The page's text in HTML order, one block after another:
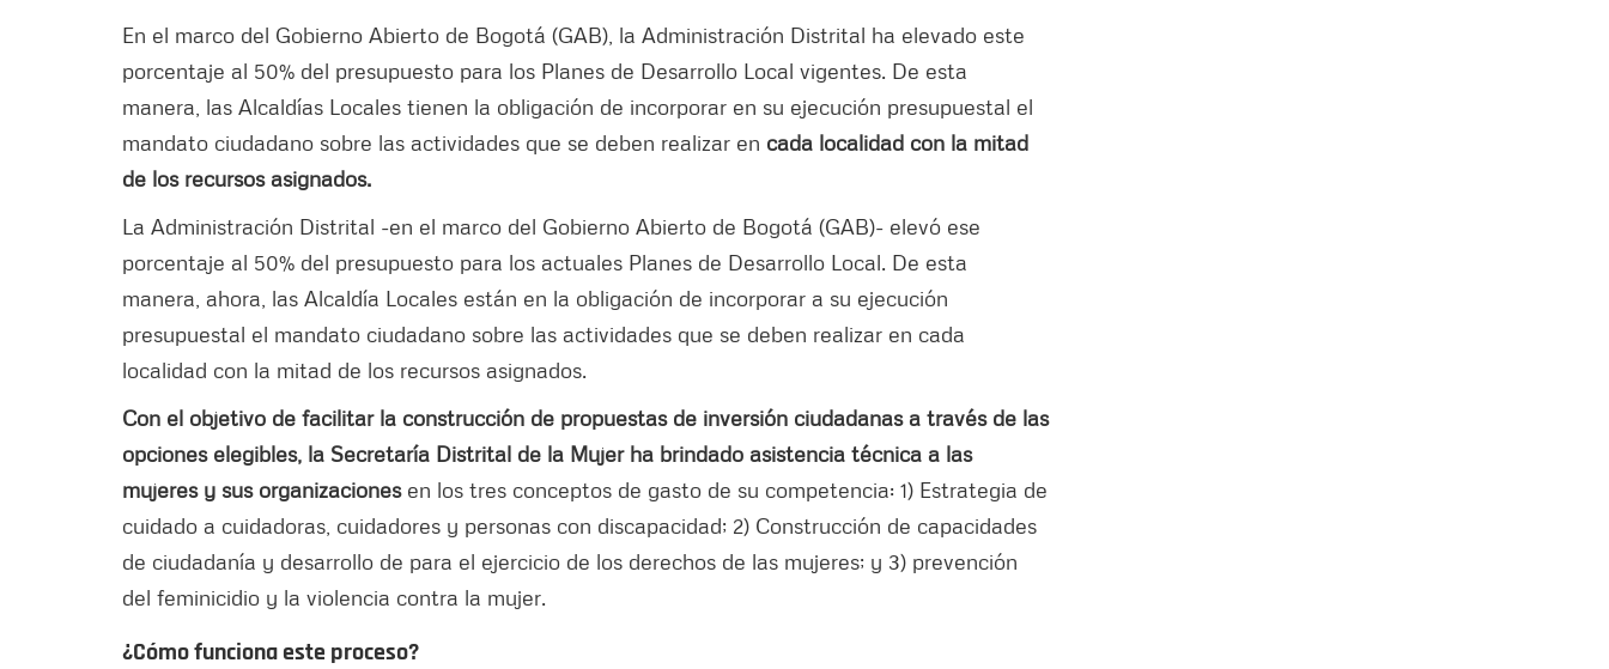
En el marco del Gobierno Abierto de Bogotá (GAB), la Administración Distrital ha elevado este
porcentaje al 50% del presupuesto para los Planes de Desarrollo Local vigentes. De esta
manera, las Alcaldías Locales tienen la obligación de incorporar en su ejecución presupuestal el
mandato ciudadano sobre las actividades que se deben realizar en cada localidad con la mitad
de los recursos asignados.
La Administración Distrital -en el marco del Gobierno Abierto de Bogotá (GAB)- elevó ese
porcentaje al 50% del presupuesto para los actuales Planes de Desarrollo Local. De esta
manera, ahora, las Alcaldía Locales están en la obligación de incorporar a su ejecución
presupuestal el mandato ciudadano sobre las actividades que se deben realizar en cada
localidad con la mitad de los recursos asignados.
Con el objetivo de facilitar la construcción de propuestas de inversión ciudadanas a través de las
opciones elegibles, la Secretaría Distrital de la Mujer ha brindado asistencia técnica a las
mujeres y sus organizacionesen los tres conceptos de gasto de su competencia: 1) Estrategia de
cuidado a cuidadoras, cuidadores y personas con discapacidad; 2) Construcción de capacidades
de ciudadanía y desarrollo de para el ejercicio de los derechos de las mujeres; y 3) prevención
del feminicidio y la violencia contra la mujer.
¿Cómo funciona este proceso?